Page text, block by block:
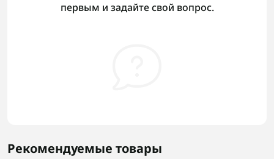
первым и задайте свой вопрос.
Рекомендуемые товары